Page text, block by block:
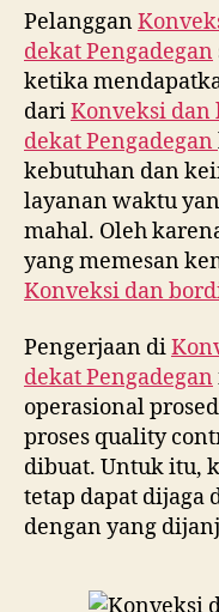
Pelanggan
dekatPengadegan
ketika
dariKonveksi dan
dekatPengadegan
kebutuhan dan
layanan waktu
mahal. Oleh
yang memesan
Konveksi dan
Pengerjaan di
dekatPengadegan
operasional
proses quality
dibuat. Untuk itu,
tetap dapat dijaga
dengan yang